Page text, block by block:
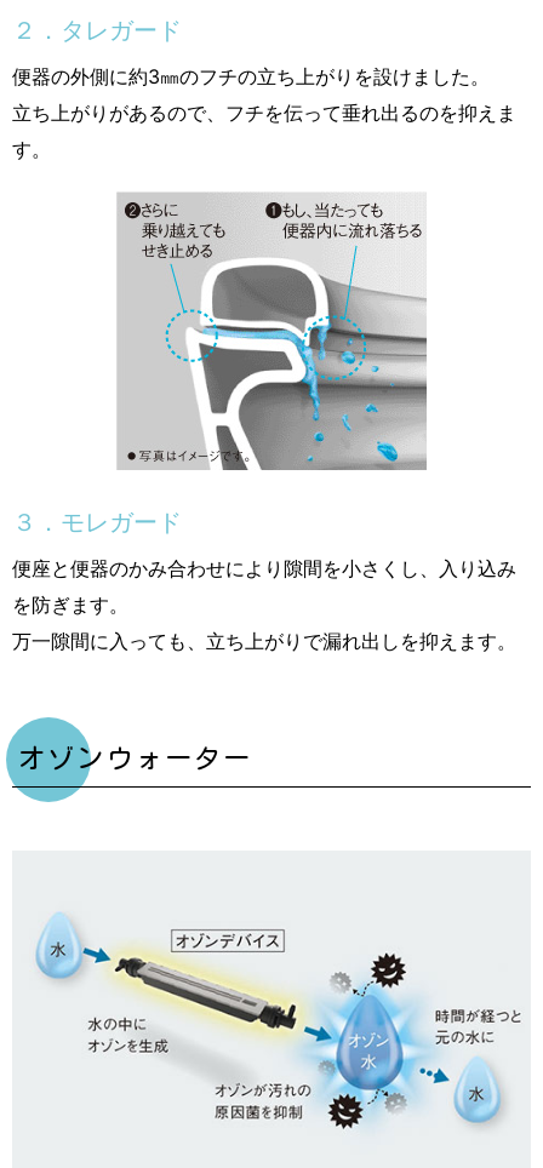
２．タレガード
便器の外側に約3㎜のフチの立ち上がりを設けました。
立ち上がりがあるので、フチを伝って垂れ出るのを抑えま
す。
３．モレガード
便座と便器のかみ合わせにより隙間を小さくし、入り込み
を防ぎます。
万一隙間に入っても、立ち上がりで漏れ出しを抑えます。
オゾンウォーター